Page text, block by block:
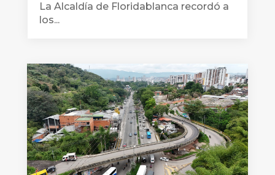
La Alcaldía de Floridablanca recordó a
los...